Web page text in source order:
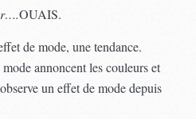
OUAIS.
de mode, une tendance.
annoncent les couleurs et
un effet de mode depuis